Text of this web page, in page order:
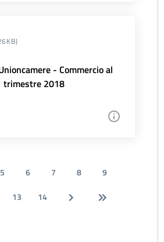
- Commercio al
trimestre 2018
5 6 7 8
9
13 14